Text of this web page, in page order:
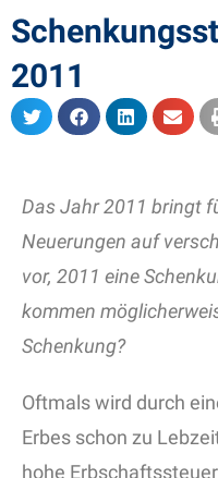
2011
Das Jahr 2011 bringt
Neuerungen auf
vor, 2011 eine
kommen
Schenkung?
Oftmals wird durch
Erbes schon zu
hohe